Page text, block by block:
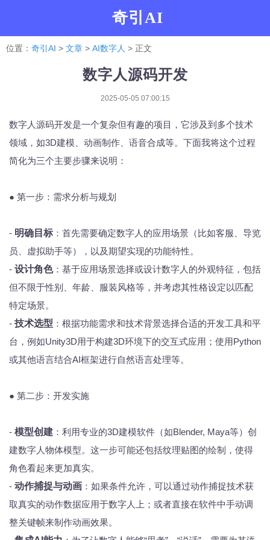
奇引AI
位置： 奇引AI > 文章 > AI数字人 > 正文
数字人源码开发
2025-05-05 07:00:15
数字人源码开发是一个复杂但有趣的项目，它涉及到多个技术
领域，如3D建模、动画制作、语音合成等。下面我将这个过程
简化为三个主要步骤来说明：
● 第一步：需求分析与规划
- 明确目标 ：首先需要确定数字人的应用场景（比如客服、导览
员、虚拟助手等），以及期望实现的功能特性。
- 设计角色：基于应用场景选择或设计数字人的外观特征，包括
但不限于性别、年龄、服装风格等，并考虑其性格设定以匹配
特定场景。
- 技术选型 ：根据功能需求和技术背景选择合适的开发工具和平
台，例如Unity3D用于构建3D环境下的交互式应用；使用Python
或其他语言结合AI框架进行自然语言处理等。
● 第二步：开发实施
- 模型创建 ：利用专业的3D建模软件（如Blender, Maya等）创
建数字人物体模型。这一步可能还包括纹理贴图的绘制，使得
角色看起来更加真实。
- 动作捕捉与动画 ：如果条件允许，可以通过动作捕捉技术获
取真实的动作数据应用于数字人上；或者直接在软件中手动调
整关键帧来制作动画效果。